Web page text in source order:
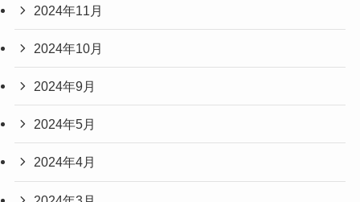
2024年11月
2024年10月
2024年9月
2024年5月
2024年4月